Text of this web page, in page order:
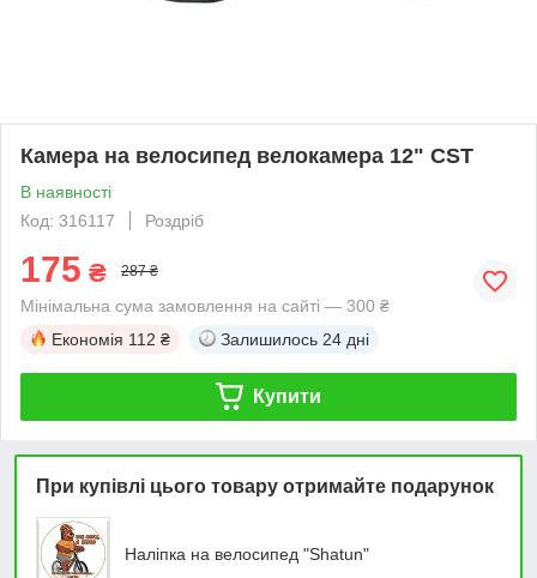
Камера на велосипед велокамера 12" CST
В наявності
Код: 316117
Роздріб
175 ₴ 287 ₴
Мінімальна сума замовлення на сайті — 300 ₴
Економія 112 ₴ Залишилось 24 дні
Купити
При купівлі цього товару отримайте подарунок
Наліпка на велосипед "Shatun"